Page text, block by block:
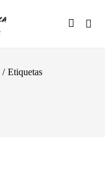
/ Etiquetas